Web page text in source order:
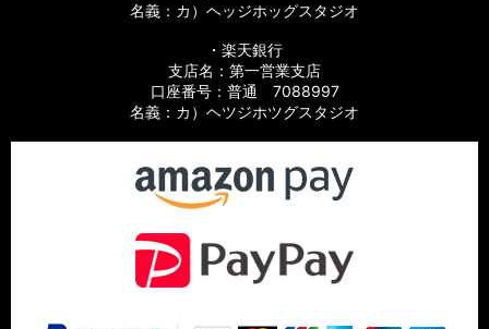
名義：カ）ヘッジホッグスタジオ
・楽天銀行
支店名：第一営業支店
口座番号：普通 7088997
名義：カ）ヘツジホツグスタジオ